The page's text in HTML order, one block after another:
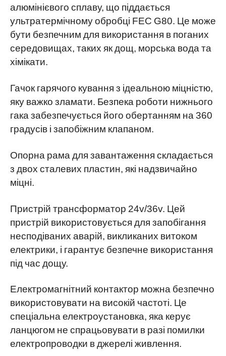
алюмінієвого сплаву, що піддається
ультратермічному обробці FEC G80. Це може
бути безпечним для використання в поганих
середовищах, таких як дощ, морська вода та
хімікати.
Гачок гарячого кування з ідеальною міцністю,
яку важко зламати. Безпека роботи нижнього
гака забезпечується його обертанням на 360
градусів і запобіжним клапаном.
Опорна рама для завантаження складається
з двох сталевих пластин, які надзвичайно
міцні.
Пристрій трансформатор 24v/36v. Цей
пристрій використовується для запобігання
несподіваних аварій, викликаних витоком
електрики, і гарантує безпечне використання
під час дощу.
Електромагнітний контактор можна безпечно
використовувати на високій частоті. Це
спеціальна електроустановка, яка керує
ланцюгом не спрацьовувати в разі помилки
електропроводки в джерелі живлення.